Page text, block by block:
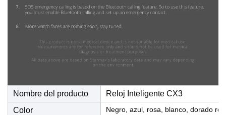
Nombre del producto
Reloj Inteligente CX3
Color
Negro, azul, rosa, blanco, dorado